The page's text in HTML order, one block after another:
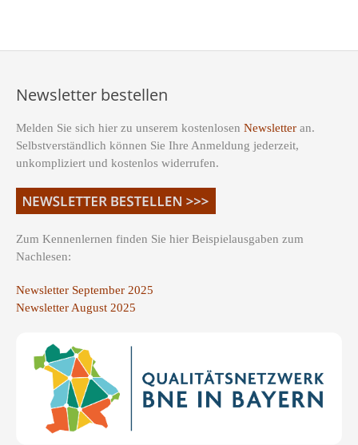
Newsletter bestellen
Melden Sie sich hier zu unserem kostenlosen Newsletter an.
Selbstverständlich können Sie Ihre Anmeldung jederzeit,
unkompliziert und kostenlos widerrufen.
Zum Kennenlernen finden Sie hier Beispielausgaben zum
Nachlesen:
Newsletter September 2025
Newsletter August 2025